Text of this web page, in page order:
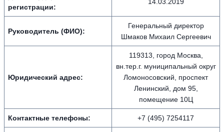
регистрации:
Руководитель (ФИО):
Генеральный директор
Шмаков Михаил Сергеевич
Юридический адрес:
119313, город Москва,
вн.тер.г. муниципальный округ
Ломоносовский, проспект
Ленинский, дом 95,
помещение 10Ц
Контактные телефоны: +7 (495) 7254117